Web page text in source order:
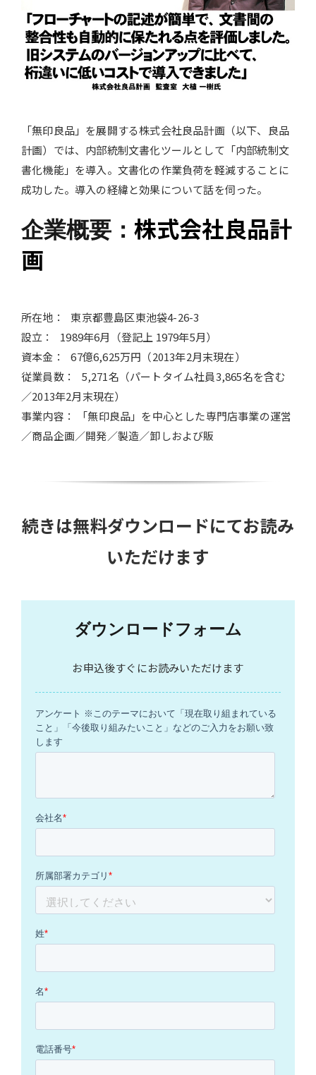
「無印良品」を展開する株式会社良品計画（以下、良品
計画）では、内部統制文書化ツールとして「内部統制文
書化機能」を導入。文書化の作業負荷を軽減することに
成功した。導入の経緯と効果について話を伺った。
企業概要： 株式会社良品計
画
所在地： 東京都豊島区東池袋4-26-3
設立： 1989年6月（登記上 1979年5月）
資本金： 67億6,625万円（2013年2月末現在）
従業員数： 5,271名（パートタイム社員3,865名を含む
／2013年2月末現在）
事業内容： 「無印良品」を中心とした専門店事業の運営
／商品企画／開発／製造／卸しおよび販
続きは無料ダウンロードにてお読み
いただけます
ダウンロードフォーム
お申込後すぐにお読みいただけます